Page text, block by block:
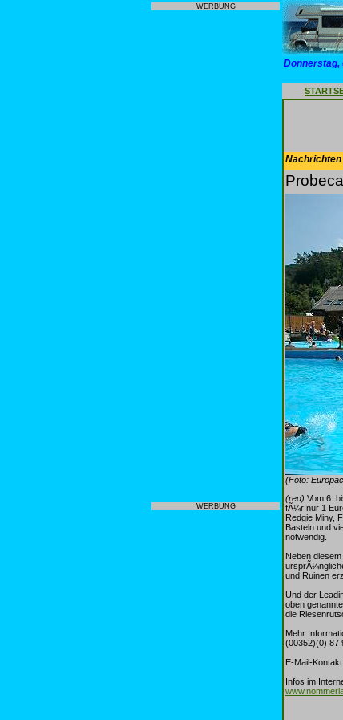
WERBUNG
WERBUNG
Donnerstag,
Nachrichten
(Foto:
(red) Vom 6.
fÃ¼r nur 1
Redgie Miny,
Basteln und
notwendig.
Neben
und Ruinen
Und der
oben
die
Mehr
(00352)(0) 87
E-Mail-Kontakt:
Infos im